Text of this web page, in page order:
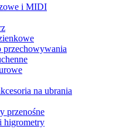
i MIDI
przechowywania
na ubrania
przenośne
higrometry